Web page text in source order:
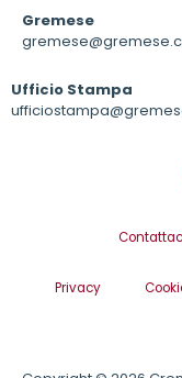
Gremese
Ufficio Stampa
Privacy